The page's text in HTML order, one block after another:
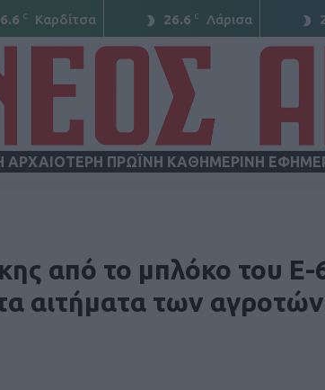
C Καρδίτσα 26.6 C Λάρισα
ΑΡΧΑΙΟΤΕΡΗ ΠΡΩΪΝΗ ΚΑΘΗΜΕΡΙΝΗ
από το μπλόκο του Ε-
αιτήματα των